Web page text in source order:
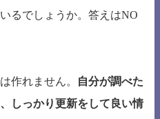
るでしょうか。答えはNO
作れません。
自分が調べた
しっかり更新をして良い情